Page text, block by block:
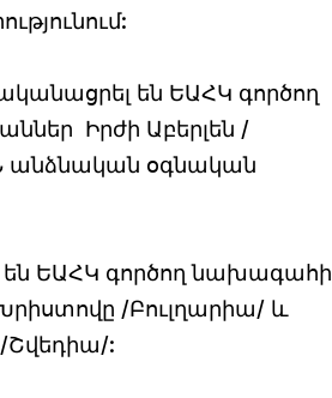
են ԵԱՀԿ գործող
Իրժի Աբերլեն /
անձնական օգնական
ԵԱՀԿ գործող նախագահի
/Բուլղարիա/ և
Շվեդիա/: